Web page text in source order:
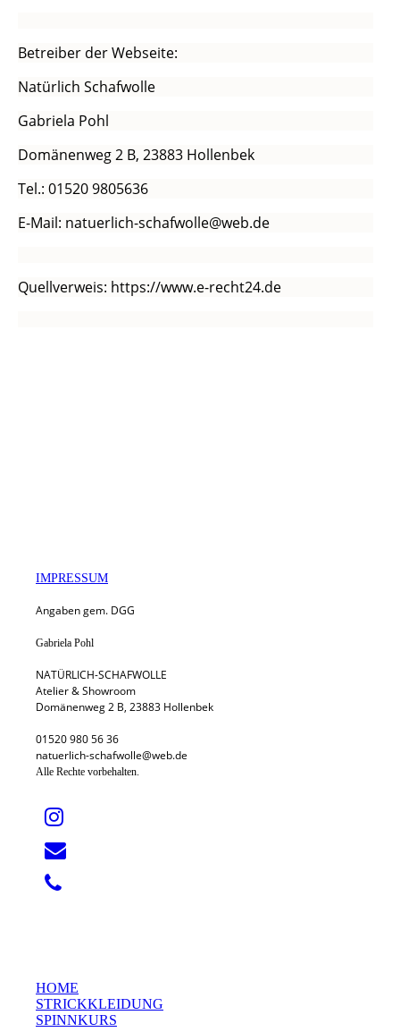
Betreiber der Webseite:
Natürlich Schafwolle
Gabriela Pohl
Domänenweg 2 B, 23883 Hollenbek
Tel.: 01520 9805636
E-Mail: natuerlich-schafwolle@web.de
Quellverweis: https://www.e-recht24.de
IMPRESSUM
Angaben gem. DGG
Gabriela Pohl
NATÜRLICH-SCHAFWOLLE
Atelier & Showroom
Domänenweg 2 B, 23883 Hollenbek
01520 980 56 36
natuerlich-schafwolle@web.de
Alle Rechte vorbehalten.
HOME
STRICKKLEIDUNG
SPINNKURS